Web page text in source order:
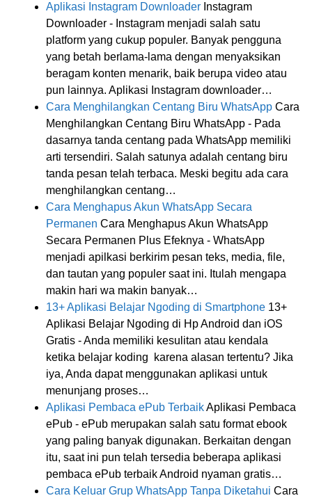
Aplikasi Instagram Downloader Instagram
Downloader - Instagram menjadi salah satu
platform yang cukup populer. Banyak pengguna
yang betah berlama-lama dengan menyaksikan
beragam konten menarik, baik berupa video atau
pun lainnya. Aplikasi Instagram downloader…
Cara Menghilangkan Centang Biru WhatsApp Cara
Menghilangkan Centang Biru WhatsApp - Pada
dasarnya tanda centang pada WhatsApp memiliki
arti tersendiri. Salah satunya adalah centang biru
tanda pesan telah terbaca. Meski begitu ada cara
menghilangkan centang…
Cara Menghapus Akun WhatsApp Secara
Permanen Cara Menghapus Akun WhatsApp
Secara Permanen Plus Efeknya - WhatsApp
menjadi apilkasi berkirim pesan teks, media, file,
dan tautan yang populer saat ini. Itulah mengapa
makin hari wa makin banyak…
13+ Aplikasi Belajar Ngoding di Smartphone 13+
Aplikasi Belajar Ngoding di Hp Android dan iOS
Gratis - Anda memiliki kesulitan atau kendala
ketika belajar koding karena alasan tertentu? Jika
iya, Anda dapat menggunakan aplikasi untuk
menunjang proses…
Aplikasi Pembaca ePub TerbaikAplikasi Pembaca
ePub - ePub merupakan salah satu format ebook
yang paling banyak digunakan. Berkaitan dengan
itu, saat ini pun telah tersedia beberapa aplikasi
pembaca ePub terbaik Android nyaman gratis…
Cara Keluar Grup WhatsApp Tanpa Diketahui Cara